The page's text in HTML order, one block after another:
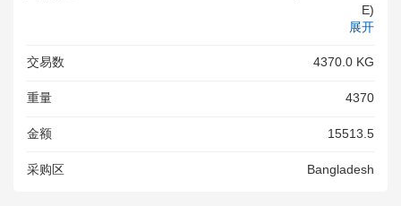
E)
展开
交易数 4370.0 KG
重量 4370
金额 15513.5
采购区 Bangladesh